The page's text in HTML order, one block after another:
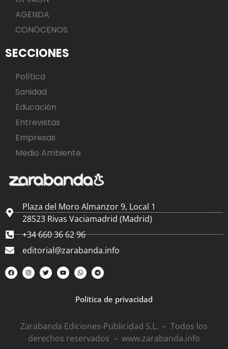
AGENDA
CONÓCENOS
SECCIONES
Política
Sanidad
Educación
Entrevistas
Empresas
Medio Ambiente
Plaza del Moro Almanzor 9, Local 1
28523 Rivas Vaciamadrid (Madrid)
+34 660 36 62 96
editorial@zarabanda.info
Política de privacidad
Zarabanda Ediciones-Publicidad S.L. – Todos los
derechos reservados – www.zarabanda.info